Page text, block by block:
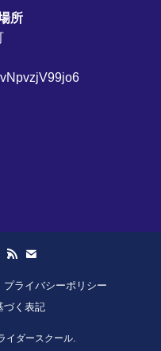
所
プライバシーポリシー
づく表記
イダースクール.